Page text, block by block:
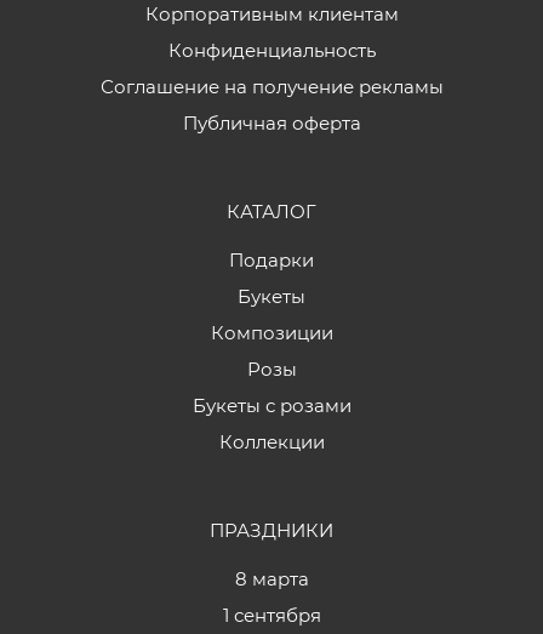
Корпоративным клиентам
Конфиденциальность
Соглашение на получение рекламы
Публичная оферта
КАТАЛОГ
Подарки
Букеты
Композиции
Розы
Букеты с розами
Коллекции
ПРАЗДНИКИ
8 марта
1 сентября